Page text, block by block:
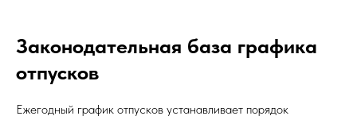
Законодательная база графика
отпусков
Ежегодный график отпусков устанавливает порядок